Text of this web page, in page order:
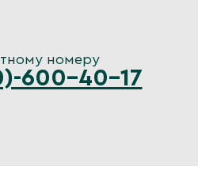
номеру
600-40-17